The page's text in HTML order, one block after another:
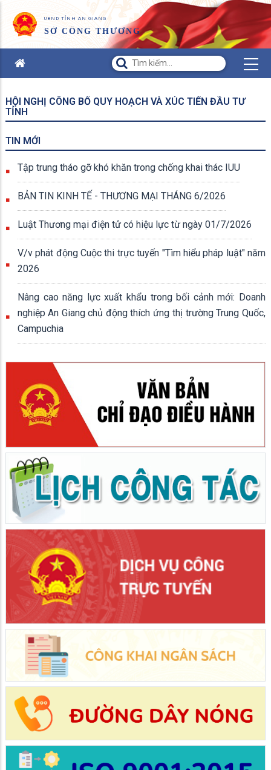
UBND TỈNH AN GIANG
SỞ CÔNG THƯƠNG
HỘI NGHỊ CÔNG BỐ QUY HOẠCH VÀ XÚC TIẾN ĐẦU TƯ
TỈNH
TIN MỚI
Tập trung tháo gỡ khó khăn trong chống khai thác IUU
BẢN TIN KINH TẾ - THƯƠNG MẠI THÁNG 6/2026
Luật Thương mại điện tử có hiệu lực từ ngày 01/7/2026
V/v phát động Cuộc thi trực tuyến "Tìm hiểu pháp luật" năm
2026
Nâng cao năng lực xuất khẩu trong bối cảnh mới: Doanh
nghiệp An Giang chủ động thích ứng thị trường Trung Quốc,
Campuchia